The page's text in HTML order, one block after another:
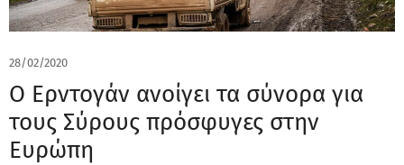
28/02/2020
Ο Ερντογάν ανοίγει τα σύνορα για
τους Σύρους πρόσφυγες στην
Ευρώπη